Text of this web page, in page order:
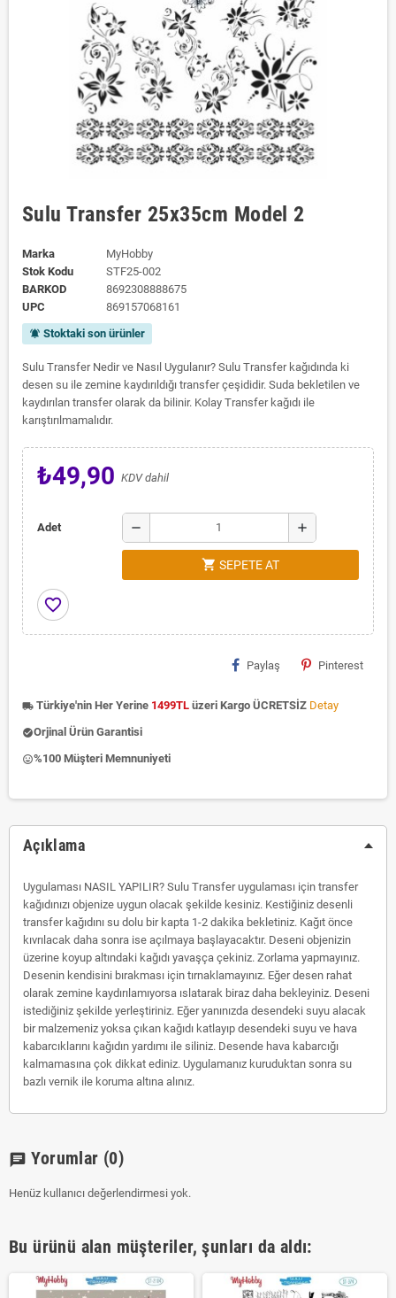
Sulu Transfer 25x35cm Model 2
Marka
MyHobby
Stok Kodu
STF25-002
BARKOD
8692308888675
UPC
869157068161
notifications_active Stoktaki son ürünler
Sulu Transfer Nedir ve Nasıl Uygulanır? Sulu Transfer kağıdında ki
desen su ile zemine kaydırıldığı transfer çeşididir. Suda bekletilen ve
kaydırılan transfer olarak da bilinir. Kolay Transfer kağıdı ile
karıştırılmamalıdır.
₺49,90 KDV dahil
Adet remove add
shopping_cart SEPETE AT
favorite_border
Paylaş Pinterest
local_shipping Türkiye'nin Her Yerine 1499TL üzeri Kargo ÜCRETSİZ Detay
check_circleOrjinal Ürün Garantisi
insert_emoticon%100 Müşteri Memnuniyeti
Açıklama
Uygulaması NASIL YAPILIR? Sulu Transfer uygulaması için transfer
kağıdınızı objenize uygun olacak şekilde kesiniz. Kestiğiniz desenli
transfer kağıdını su dolu bir kapta 1-2 dakika bekletiniz. Kağıt önce
kıvrılacak daha sonra ise açılmaya başlayacaktır. Deseni objenizin
üzerine koyup altındaki kağıdı yavaşça çekiniz. Zorlama yapmayınız.
Desenin kendisini bırakması için tırnaklamayınız. Eğer desen rahat
olarak zemine kaydırılamıyorsa ıslatarak biraz daha bekleyiniz. Deseni
istediğiniz şekilde yerleştiriniz. Eğer yanınızda desendeki suyu alacak
bir malzemeniz yoksa çıkan kağıdı katlayıp desendeki suyu ve hava
kabarcıklarını kağıdın yardımı ile siliniz. Desende hava kabarcığı
kalmamasına çok dikkat ediniz. Uygulamanız kuruduktan sonra su
bazlı vernik ile koruma altına alınız.
chat Yorumlar (0)
Henüz kullanıcı değerlendirmesi yok.
Bu ürünü alan müşteriler, şunları da aldı: